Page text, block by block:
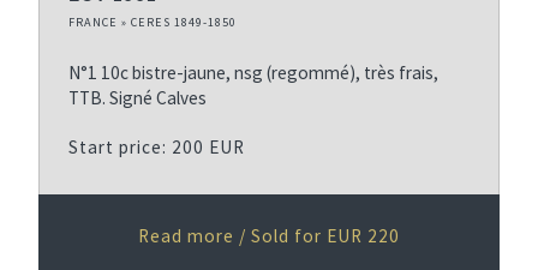
FRANCE » CERES 1849-1850
N°1 10c bistre-jaune, nsg (regommé), très frais,
TTB. Signé Calves
Start price: 200 EUR
Read more / Sold for EUR 220